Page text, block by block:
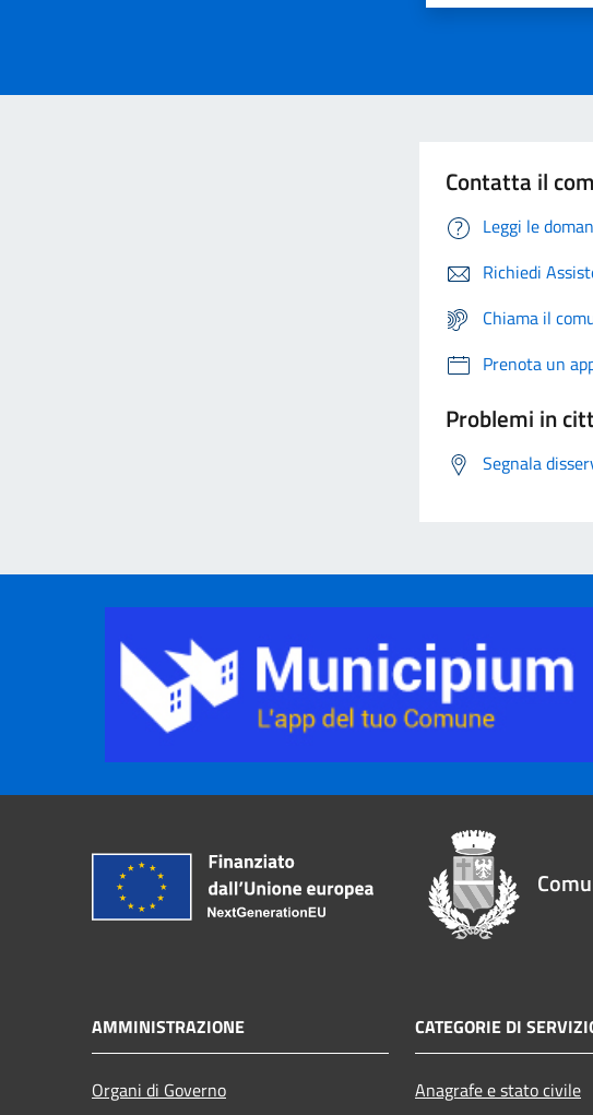
Contatta il
Leggi le
Richiedi
Chiama il
Prenota un
Problemi in
Segnala
AMMINISTRAZIONE
Organi di Governo
CATEGORIE DI
Anagrafe e stato civile